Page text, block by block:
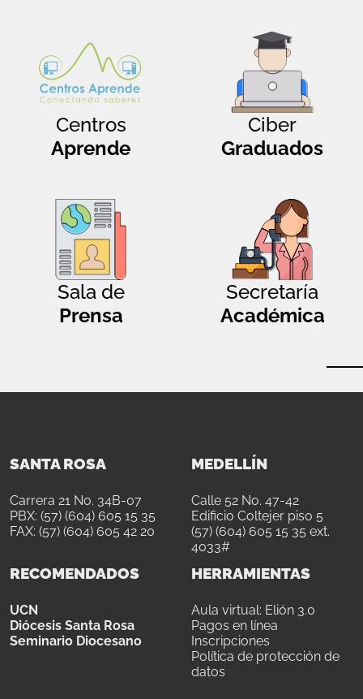
Centros
Aprende
Ciber
Graduados
Sala de
Prensa
Secretaría
Académica
SANTA ROSA
Carrera 21 No. 34B-07
PBX: (57) (604) 605 15 35
FAX: (57) (604) 605 42 20
MEDELLÍN
Calle 52 No. 47-42
Edificio Coltejer piso 5
(57) (604) 605 15 35 ext.
4033#
RECOMENDADOS
UCN
Diócesis Santa Rosa
Seminario Diocesano
HERRAMIENTAS
Aula virtual: Elión 3.0
Pagos en línea
Inscripciones
Política de protección de
datos